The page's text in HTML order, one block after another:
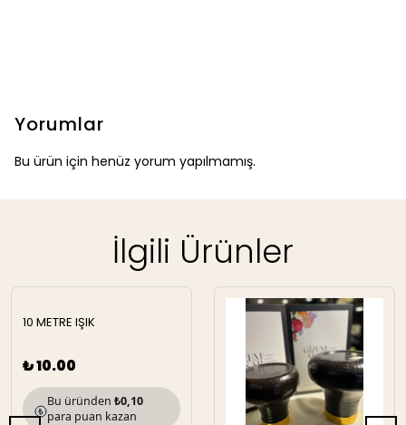
Yorumlar
Bu ürün için henüz yorum yapılmamış.
İlgili Ürünler
10 METRE IŞIK
₺ 10.00
Bu üründen ₺0,10
para puan kazan